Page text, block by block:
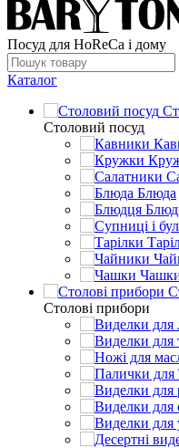
Посуд для HoReCa і дому
Каталог
Столовий посуд
Блюда
Столові прибори